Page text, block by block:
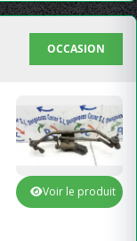
OCCASION
Voir le produit